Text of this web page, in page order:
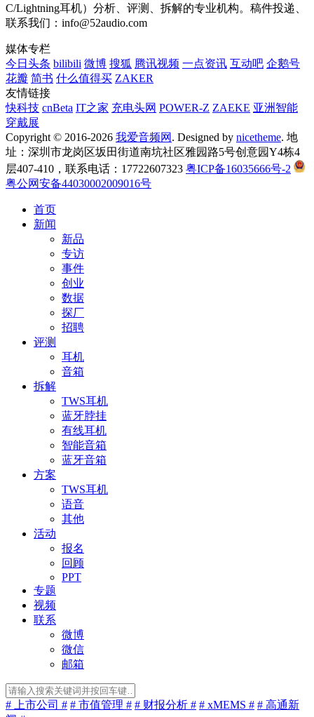
C/Lightning耳机）分析、评测、拆解的专业机构。稿件投递、
联系我们：info@52audio.com
媒体专栏
今日头条 bilibili 微博 搜狐 腾讯视频 一点资讯 互动吧 企鹅号
花瓣 简书 什么值得买 ZAKER
友情链接
快科技 cnBeta IT之家 充电头网 POWER-Z ZAEKE 亚洲智能
穿戴展
Copyright © 2016-2026 我爱音频网 . Designed by nicetheme. 地
址：深圳市龙岗区坂田街道南坑社区雅园路5号创意园Y4栋4
层407-410，联系电话：17722607323 粤ICP备16035666号-2
粤公网安备44030002009016号
首页
新闻
新品
专访
事件
创业
数据
探厂
招聘
评测
耳机
音箱
拆解
TWS耳机
蓝牙脖挂
有线耳机
智能音箱
蓝牙音箱
方案
TWS耳机
语音
其他
活动
报名
回顾
PPT
专题
视频
联系
微博
微信
邮箱
# 上市公司 # # 市值管理 # # 财报分析 # # xMEMS # # 高通新